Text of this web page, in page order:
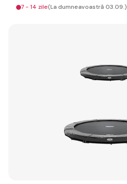
7 - 14 zile(La dumneavoastră 03.09.)